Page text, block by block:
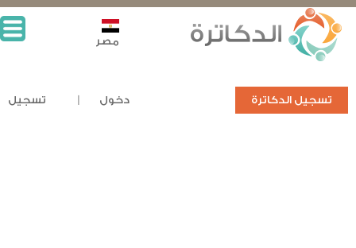
تسجيل الدكاترة دخول تسجيل
مصر